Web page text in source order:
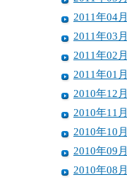
2011年04月
2011年03月
2011年02月
2011年01月
2010年12月
2010年11月
2010年10月
2010年09月
2010年08月